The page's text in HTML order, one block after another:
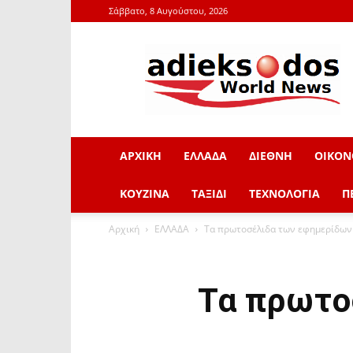
Σάββατο, 8 Αυγούστου, 2026
adieksodos.gr
ΑΡΧΙΚΗ ΕΛΛΑΔΑ ΔΙΕΘΝΗ
ΚΟΥΖΙΝΑ ΤΑΞΙΔΙ ΤΕΧΝΟΛΟΓΙΑ
Αρχική ΕΛΛΑΔΑ Τα πρωτοσέλιδα των
Τα